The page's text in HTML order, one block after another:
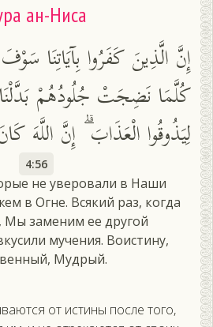
ан-Ниса
إِنَّ الَّذِينَ كَفَرُوا بِآيَاتِنَا
كُلَّمَا نَضِجَتْ جُلُودُهُمْ
لِيَذُوقُوا الْعَذَابَ ۗ إِنَّ اللَّهَ
4:56
не уверовали в Наши
в Огне. Всякий раз, когда
Мы заменим ее другой
мучения. Воистину,
Мудрый.
от истины после того,